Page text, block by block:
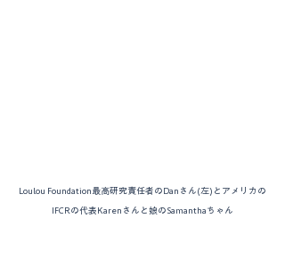
Loulou Foundation最高研究責任者のDanさん(左)とアメリカの
IFCRの代表Karenさんと娘のSamanthaちゃん